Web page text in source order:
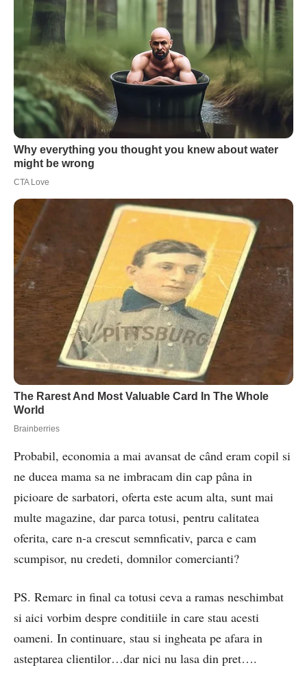
Probabil, economia a mai avansat de când eram copil si
ne ducea mama sa ne imbracam din cap pâna in
picioare de sarbatori, oferta este acum alta, sunt mai
multe magazine, dar parca totusi, pentru calitatea
oferita, care n-a crescut semnficativ, parca e cam
scumpisor, nu credeti, domnilor comercianti?
PS. Remarc in final ca totusi ceva a ramas neschimbat
si aici vorbim despre conditiile in care stau acesti
oameni. In continuare, stau si ingheata pe afara in
asteptarea clientilor…dar nici nu lasa din pret….